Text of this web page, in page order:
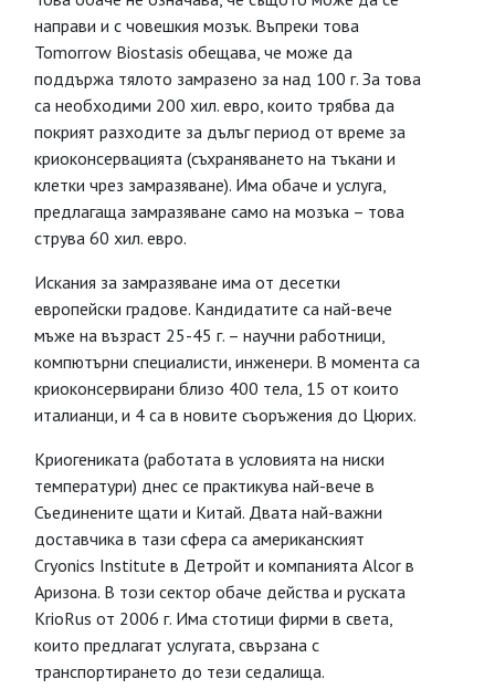
направи и с човешкия мозък. Въпреки това
Tomorrow Biostasis обещава, че може да
поддържа тялото замразено за над 100 г. За това
са необходими 200 хил. евро, които трябва да
покрият разходите за дълъг период от време за
криоконсервацията (съхраняването на тъкани и
клетки чрез замразяване). Има обаче и услуга,
предлагаща замразяване само на мозъка – това
струва 60 хил. евро.
Искания за замразяване има от десетки
европейски градове. Кандидатите са най-вече
мъже на възраст 25-45 г. – научни работници,
компютърни специалисти, инженери. В момента са
криоконсервирани близо 400 тела, 15 от които
италианци, и 4 са в новите съоръжения до Цюрих.
Криогениката (работата в условията на ниски
температури) днес се практикува най-вече в
Съединените щати и Китай. Двата най-важни
доставчика в тази сфера са американският
Cryonics Institute в Детройт и компанията Alcor в
Аризона. В този сектор обаче действа и руската
KrioRus от 2006 г. Има стотици фирми в света,
които предлагат услугата, свързана с
транспортирането до тези седалища.